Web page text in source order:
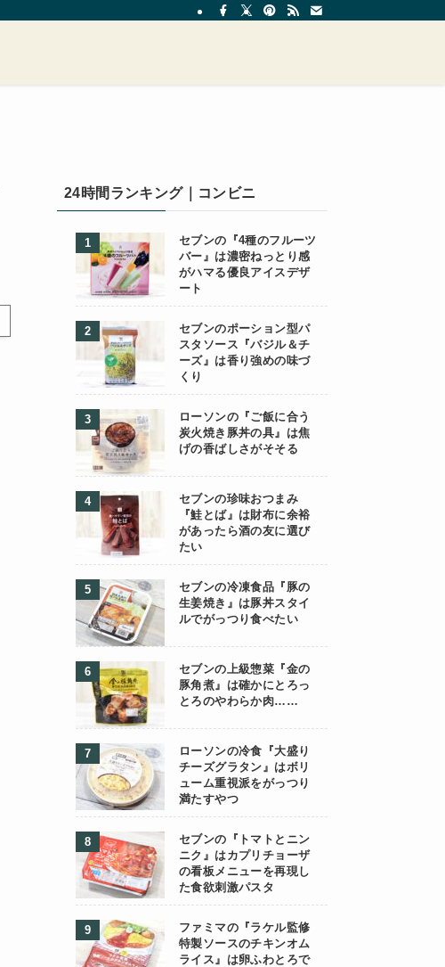
24時間ランキング｜コンビニ
セブンの『4種のフルーツ
バー』は濃密ねっとり感
がハマる優良アイスデザ
ート
セブンのポーション型パ
スタソース『バジル＆チ
ーズ』は香り強めの味づ
くり
ローソンの『ご飯に合う
炭火焼き豚丼の具』は焦
げの香ばしさがそそる
セブンの珍味おつまみ
『鮭とば』は財布に余裕
があったら酒の友に選び
たい
セブンの冷凍食品『豚の
生姜焼き』は豚丼スタイ
ルでがっつり食べたい
セブンの上級惣菜『金の
豚角煮』は確かにとろっ
とろのやわらか肉……
ローソンの冷食『大盛り
チーズグラタン』はボリ
ューム重視派をがっつり
満たすやつ
セブンの『トマトとニン
ニク』はカプリチョーザ
の看板メニューを再現し
た食欲刺激パスタ
ファミマの『ラケル監修
特製ソースのチキンオム
ライス』は卵ふわとろで